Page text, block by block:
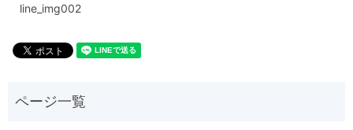
line_img002